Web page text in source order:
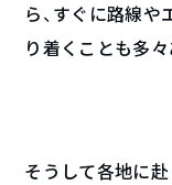
ら、すぐに路線
り着くことも多々
そうして各地に